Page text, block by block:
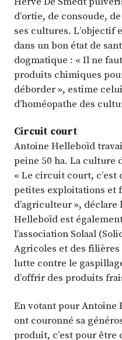
d’ortie, de consoude,
ses cultures. L’objectif
dans un bon état de
dogmatique : « Il ne
produits chimiques
déborder », estime
d’homéopathe des
Circuit court
Antoine Helleboïd
peine 50 ha. La culture
« Le circuit court, c’est
petites exploitations et
d’agriculteur »,
Helleboïd est
l’association Solaal
Agricoles et des
lutte contre le
d’offrir des produits
En votant pour
ont couronné sa
produit, c’est pour être